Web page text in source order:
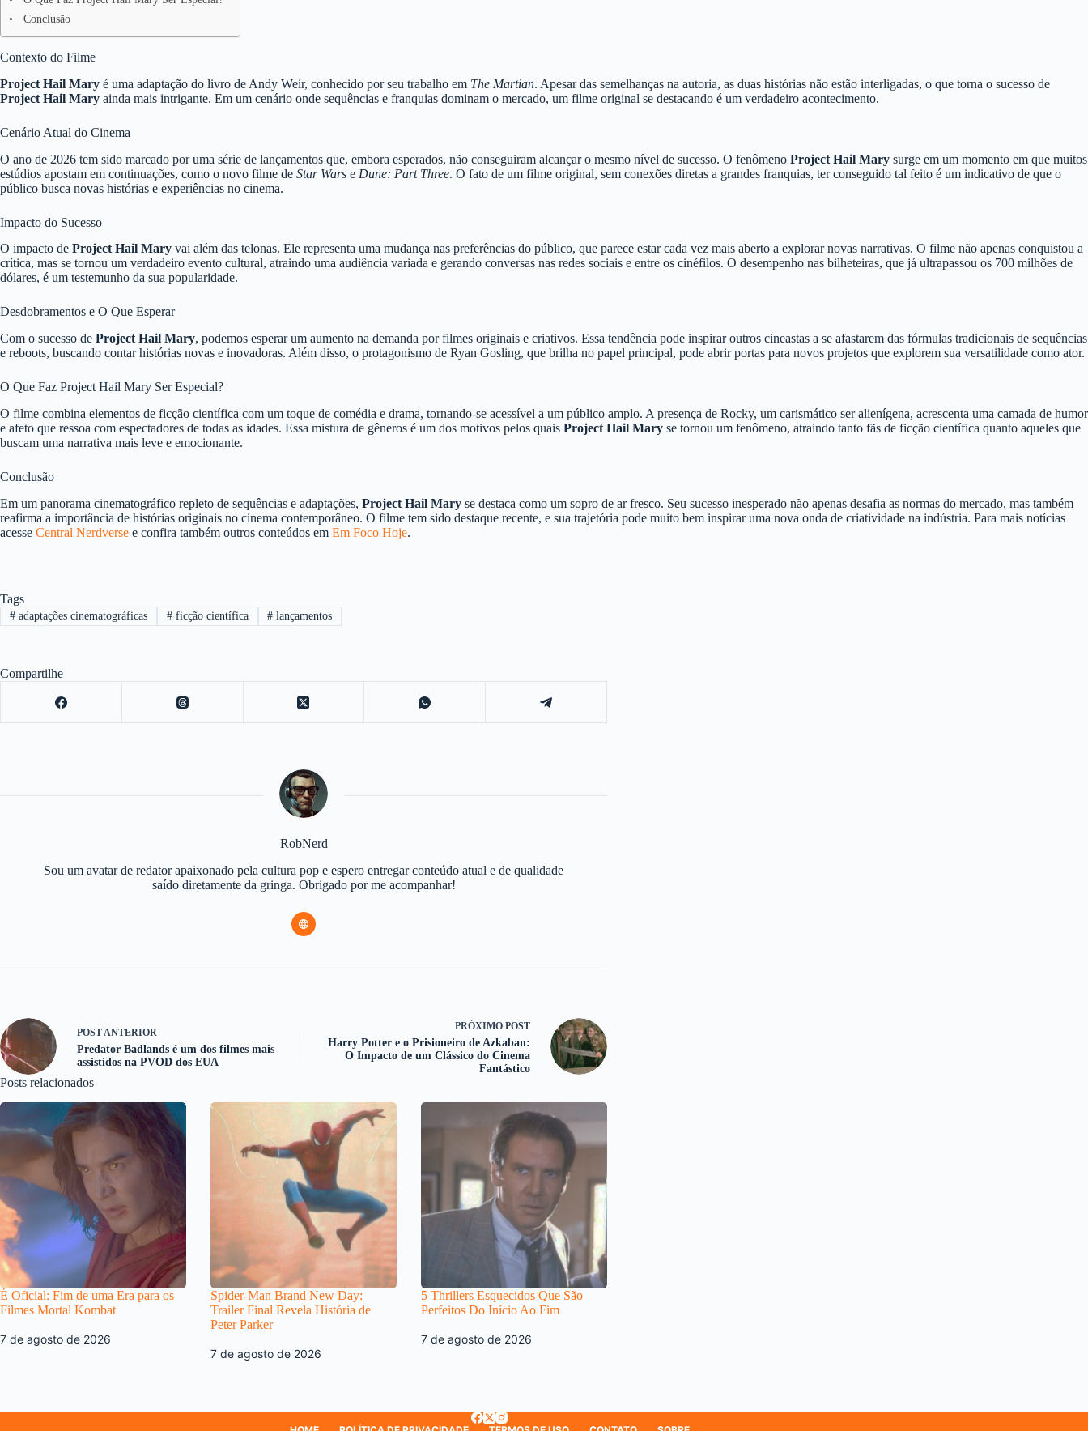
Conclusão
Contexto do Filme
Project Hail Mary é uma adaptação do livro de Andy Weir, conhecido por seu trabalho em The Martian. Apesar das semelhanças na autoria, as duas histórias não estão interligadas, o que torna o sucesso de
Project Hail Mary ainda mais intrigante. Em um cenário onde sequências e franquias dominam o mercado, um filme original se destacando é um verdadeiro acontecimento.
Cenário Atual do Cinema
O ano de 2026 tem sido marcado por uma série de lançamentos que, embora esperados, não conseguiram alcançar o mesmo nível de sucesso. O fenômeno Project Hail Mary surge em um momento em que muitos
estúdios apostam em continuações, como o novo filme de Star Wars e Dune: Part Three. O fato de um filme original, sem conexões diretas a grandes franquias, ter conseguido tal feito é um indicativo de que o
público busca novas histórias e experiências no cinema.
Impacto do Sucesso
O impacto de Project Hail Mary vai além das telonas. Ele representa uma mudança nas preferências do público, que parece estar cada vez mais aberto a explorar novas narrativas. O filme não apenas conquistou a
crítica, mas se tornou um verdadeiro evento cultural, atraindo uma audiência variada e gerando conversas nas redes sociais e entre os cinéfilos. O desempenho nas bilheteiras, que já ultrapassou os 700 milhões de
dólares, é um testemunho da sua popularidade.
Desdobramentos e O Que Esperar
Com o sucesso de Project Hail Mary, podemos esperar um aumento na demanda por filmes originais e criativos. Essa tendência pode inspirar outros cineastas a se afastarem das fórmulas tradicionais de sequências
e reboots, buscando contar histórias novas e inovadoras. Além disso, o protagonismo de Ryan Gosling, que brilha no papel principal, pode abrir portas para novos projetos que explorem sua versatilidade como ator.
O Que Faz Project Hail Mary Ser Especial?
O filme combina elementos de ficção científica com um toque de comédia e drama, tornando-se acessível a um público amplo. A presença de Rocky, um carismático ser alienígena, acrescenta uma camada de humor
e afeto que ressoa com espectadores de todas as idades. Essa mistura de gêneros é um dos motivos pelos quais Project Hail Mary se tornou um fenômeno, atraindo tanto fãs de ficção científica quanto aqueles que
buscam uma narrativa mais leve e emocionante.
Conclusão
Em um panorama cinematográfico repleto de sequências e adaptações, Project Hail Mary se destaca como um sopro de ar fresco. Seu sucesso inesperado não apenas desafia as normas do mercado, mas também
reafirma a importância de histórias originais no cinema contemporâneo. O filme tem sido destaque recente, e sua trajetória pode muito bem inspirar uma nova onda de criatividade na indústria. Para mais notícias
acesse Central Nerdverse e confira também outros conteúdos em Em Foco Hoje.
Tags
#adaptações cinematográficas #ficção científica # lançamentos
Compartilhe
RobNerd
Sou um avatar de redator apaixonado pela cultura pop e espero entregar conteúdo atual e de qualidade
saído diretamente da gringa. Obrigado por me acompanhar!
POSTANTERIOR
Predator Badlands é um dos filmes mais
assistidos na PVOD dos EUA
PRÓXIMO POST
Harry Potter e o Prisioneiro de Azkaban:
O Impacto de um Clássico do Cinema
Fantástico
Posts relacionados
É Oficial: Fim de uma Era para os
Filmes Mortal Kombat
7 de agosto de 2026
Spider-Man Brand New Day:
Trailer Final Revela História de
Peter Parker
7 de agosto de 2026
5 Thrillers Esquecidos Que São
Perfeitos Do Início Ao Fim
7 de agosto de 2026